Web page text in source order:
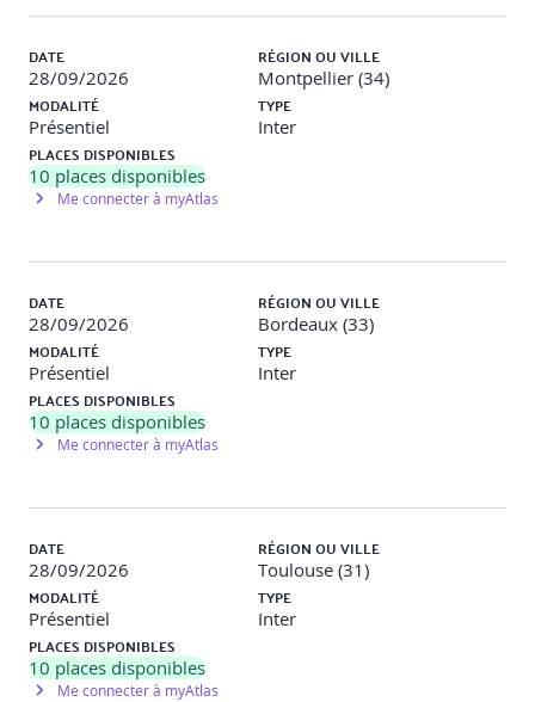
DATE
28/09/2026
RÉGION OU VILLE
Montpellier (34)
MODALITÉ
Présentiel
TYPE
Inter
PLACES DISPONIBLES
10 places disponibles
Me connecter à myAtlas
DATE
28/09/2026
RÉGION OU VILLE
Bordeaux (33)
MODALITÉ
Présentiel
TYPE
Inter
PLACES DISPONIBLES
10 places disponibles
Me connecter à myAtlas
DATE
28/09/2026
RÉGION OU VILLE
Toulouse (31)
MODALITÉ
Présentiel
TYPE
Inter
PLACES DISPONIBLES
10 places disponibles
Me connecter à myAtlas